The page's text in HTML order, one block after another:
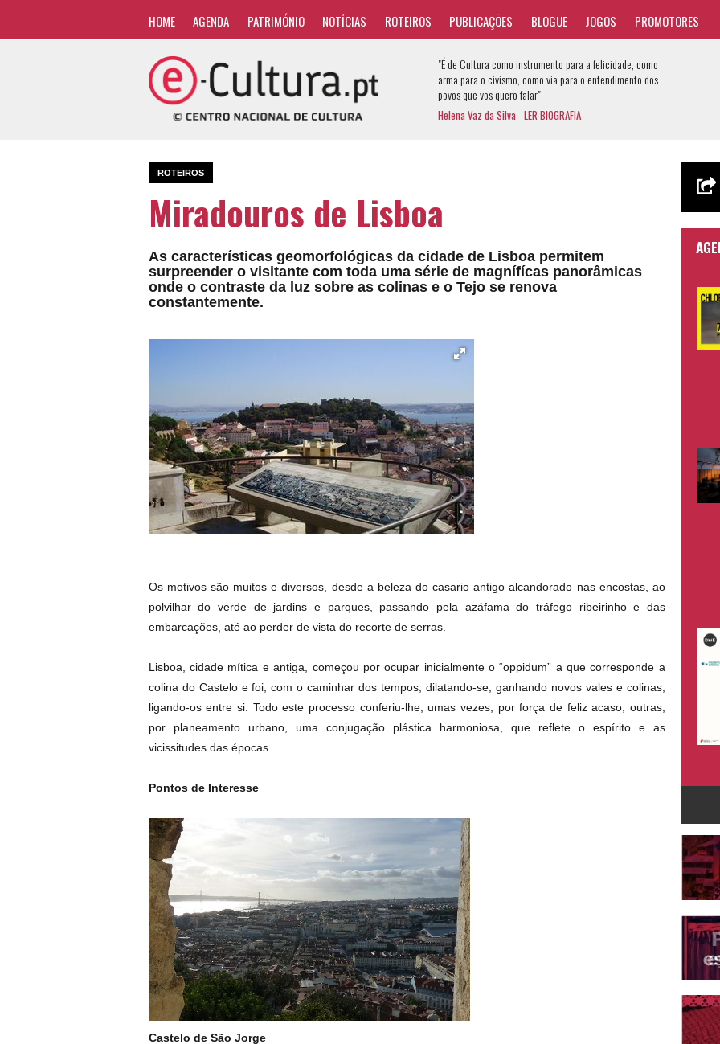
HOME AGENDA PATRIMÓNIO NOTÍCIAS ROTEIROS PUBLICAÇÕES BLOGUE JOGOS PROMOTORES
"É de Cultura como instrumento para a felicidade, como
arma para o civismo, como via para o entendimento dos
povos que vos quero falar"
Helena Vaz da Silva LER BIOGRAFIA
ROTEIROS
Miradouros de Lisboa
As características geomorfológicas da cidade de Lisboa permitem
surpreender o visitante com toda uma série de magnífícas panorâmicas
onde o contraste da luz sobre as colinas e o Tejo se renova
constantemente.
Os motivos são muitos e diversos, desde a beleza do casario antigo alcandorado nas encostas, ao
polvilhar do verde de jardins e parques, passando pela azáfama do tráfego ribeirinho e das
embarcações, até ao perder de vista do recorte de serras.
Lisboa, cidade mítica e antiga, começou por ocupar inicialmente o “oppidum” a que corresponde a
colina do Castelo e foi, com o caminhar dos tempos, dilatando-se, ganhando novos vales e colinas,
ligando-os entre si. Todo este processo conferiu-lhe, umas vezes, por força de feliz acaso, outras,
por planeamento urbano, uma conjugação plástica harmoniosa, que reflete o espírito e as
vicissitudes das épocas.
Pontos de Interesse
Castelo de São Jorge